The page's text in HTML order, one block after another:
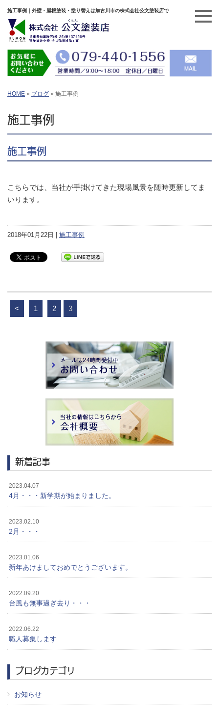
施工事例｜外壁・屋根塗装・塗り替えは加古川市の株式会社公文塗装店で
HOME » ブログ » 施工事例
施工事例
施工事例
こちらでは、当社が手掛けてきた現場風景を随時更新してま
いります。
2018年01月22日 | 施工事例
< 1 2 3
新着記事
2023.04.07
4月・・・新学期が始まりました。
2023.02.10
2月・・・
2023.01.06
新年あけましておめでとうございます。
2022.09.20
台風も無事過ぎ去り・・・
2022.06.22
職人募集します
ブログカテゴリ
お知らせ